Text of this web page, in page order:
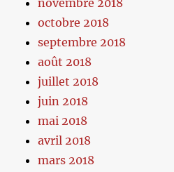
novembre 2018
octobre 2018
septembre 2018
août 2018
juillet 2018
juin 2018
mai 2018
avril 2018
mars 2018